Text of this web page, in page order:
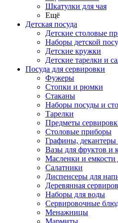
Шкатулки для чая
Ещё
Детская посуда
Детские столовые
Наборы детской
Детские кружки
Детские тарелки и
Посуда для сервировки
Фужеры
Стопки и рюмки
Стаканы
Наборы посуды и
Тарелки
Предметы
Столовые приборы
Графины,
Вазы для фруктов и
Масленки и емкости
Салатники
Диспенсеры для
Деревянная
Наборы для воды
Сервировочные
Менажницы
Мармиты